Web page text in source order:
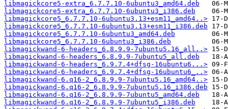
libmagickcore5-extra_6.7.7.10-6ubuntu3_amd64.deb
libmagickcore5-extra_6.7.7.10-6ubuntu3_i386.deb
libmagickcore5_6.7.7.10-6ubuntu3.13+esm11_amd64..>
libmagickcore5_6.7.7.10-6ubuntu3.13+esm11_i386.deb
libmagickcore5_6.7.7.10-6ubuntu3_amd64.deb
libmagickcore5_6.7.7.10-6ubuntu3_i386.deb
libmagickwand-6-headers_6.8.9.9-7ubuntu5.16_all..>
libmagickwand-6-headers_6.8.9.9-7ubuntu5_all.deb
libmagickwand-6-headers_6.9.7.4+dfsg-16ubuntu6...>
libmagickwand-6-headers_6.9.7.4+dfsg-16ubuntu6_..>
libmagickwand-6.q16-2_6.8.9.9-7ubuntu5.16_amd64..>
libmagickwand-6.q16-2_6.8.9.9-7ubuntu5.16_i386.deb
libmagickwand-6.q16-2_6.8.9.9-7ubuntu5_amd64.deb
libmagickwand-6.q16-2_6.8.9.9-7ubuntu5_i386.deb